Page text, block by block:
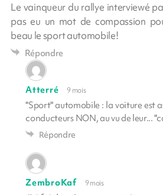
Le vainqueur du rallye interviewé
pas eu un mot de compassion
beau le sport automobile!
Répondre
Atterré 9 mois
"Sport" automobile : la voiture est
conducteurs NON, au vu de leur...
Répondre
ZembroKaf 9 mois